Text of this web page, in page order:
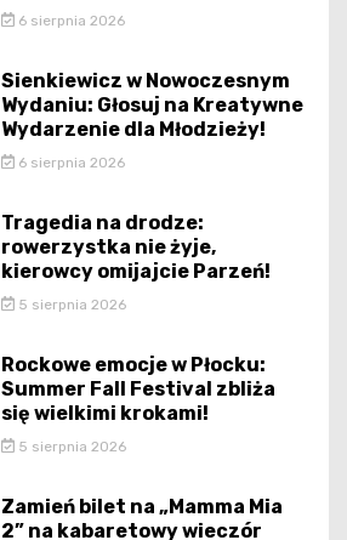
6 sierpnia 2026
Sienkiewicz w Nowoczesnym
Wydaniu: Głosuj na Kreatywne
Wydarzenie dla Młodzieży!
6 sierpnia 2026
Tragedia na drodze:
rowerzystka nie żyje,
kierowcy omijajcie Parzeń!
5 sierpnia 2026
Rockowe emocje w Płocku:
Summer Fall Festival zbliża
się wielkimi krokami!
5 sierpnia 2026
Zamień bilet na „Mamma Mia
2” na kabaretowy wieczór